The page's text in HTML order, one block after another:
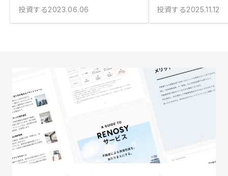
投資する2023.06.06
投資する2025.11.12